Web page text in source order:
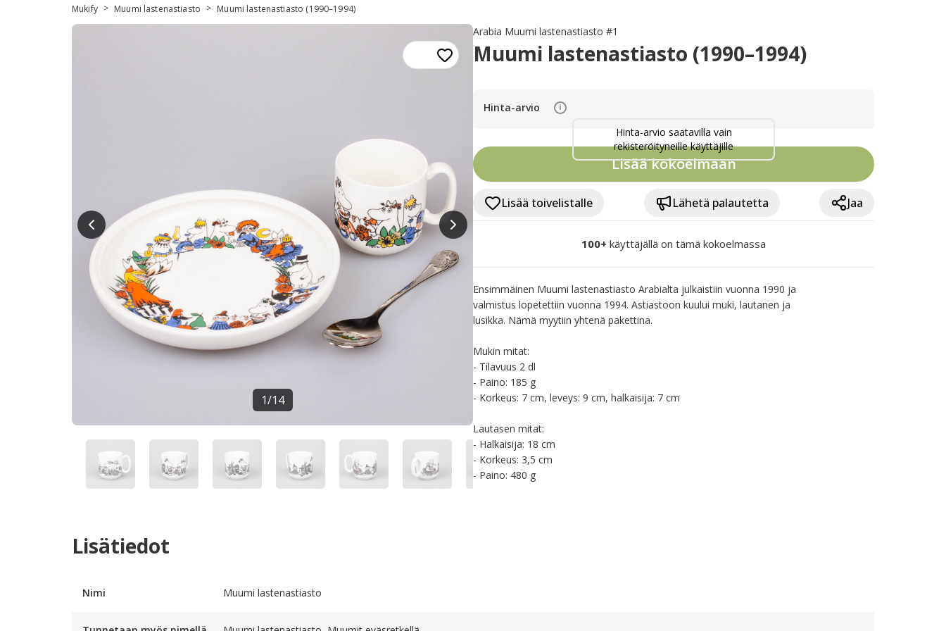
Mukify > Muumi lastenastiasto > Muumi lastenastiasto (1990–1994)
1/14
Arabia Muumi lastenastiasto #1
Muumi lastenastiasto (1990–1994)
Hinta-arvio i
Hinta-arvio saatavilla vain
rekisteröityneille käyttäjille
Lisää kokoelmaan
Lisää toivelistalle Lähetä palautetta Jaa
100+ käyttäjällä on tämä kokoelmassa
Ensimmäinen Muumi lastenastiasto Arabialta julkaistiin vuonna 1990 ja
valmistus lopetettiin vuonna 1994. Astiastoon kuului muki, lautanen ja
lusikka. Nämä myytiin yhtenä pakettina.
Mukin mitat:
- Tilavuus 2 dl
- Paino: 185 g
- Korkeus: 7 cm, leveys: 9 cm, halkaisija: 7 cm
Lautasen mitat:
- Halkaisija: 18 cm
- Korkeus: 3,5 cm
- Paino: 480 g
Lisätiedot
Nimi Muumi lastenastiasto